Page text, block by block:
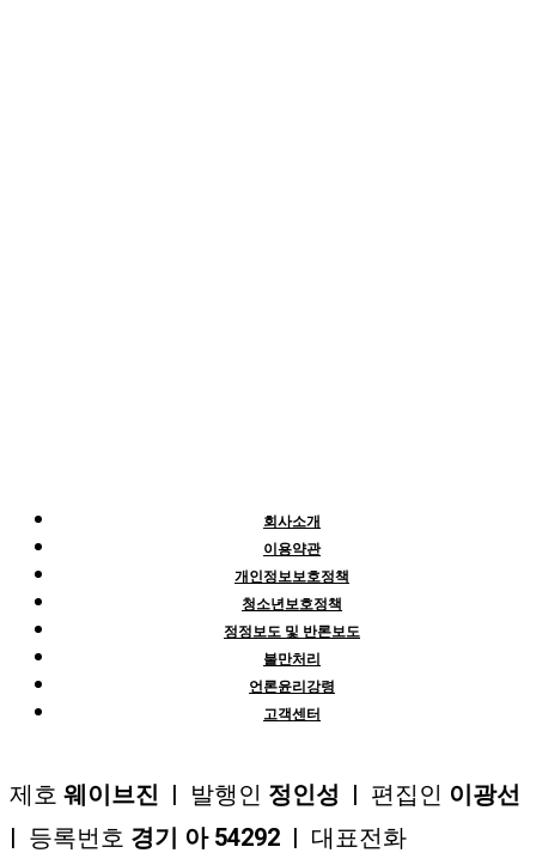
회사소개
이용약관
개인정보보호정책
청소년보호정책
정정보도 및 반론보도
불만처리
언론윤리강령
고객센터
제호 웨이브진 | 발행인 정인성 | 편집인 이광선
| 등록번호 경기 아 54292 | 대표전화